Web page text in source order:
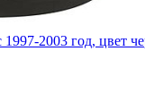
2003 год, цвет